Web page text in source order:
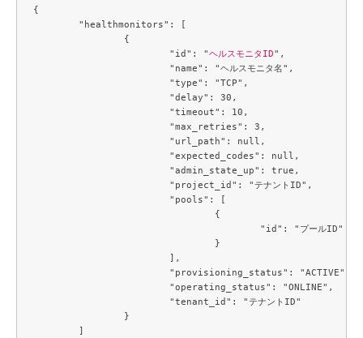
{
			"id": "
ヘルスモニタID",